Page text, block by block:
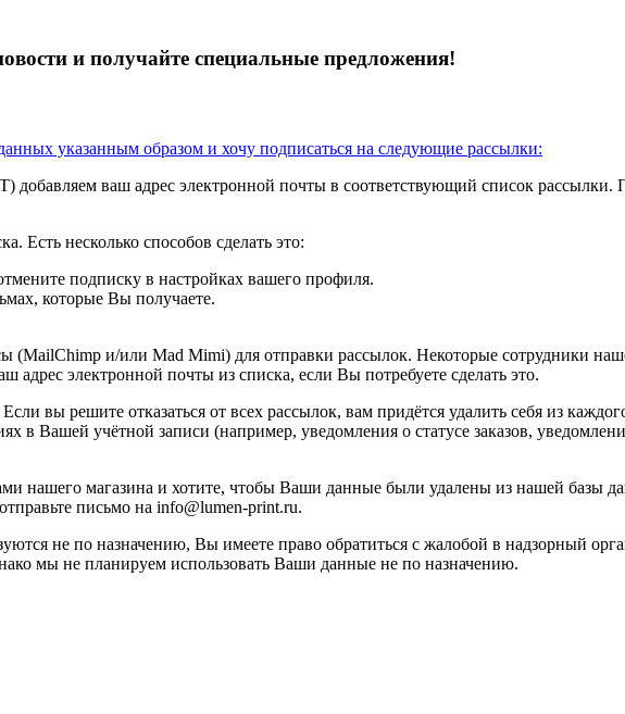
и получайте специальные предложения!
указанным образом и хочу подписаться на следующие рассылки:
ваш адрес электронной почты в соответствующий список
Есть несколько способов сделать это:
подписку в настройках вашего профиля.
которые Вы получаете.
(MailChimp и/или Mad Mimi) для отправки рассылок. Некоторые сотрудники
адрес электронной почты из списка, если Вы потребуете сделать это.
вы решите отказаться от всех рассылок, вам придётся удалить себя из
в Вашей учётной записи (например, уведомления о статусе заказов,
нашего магазина и хотите, чтобы Ваши данные были удалены из нашей базы
письмо на info@lumen-print.ru.
не по назначению, Вы имеете право обратиться с жалобой в надзорный
мы не планируем использовать Ваши данные не по назначению.